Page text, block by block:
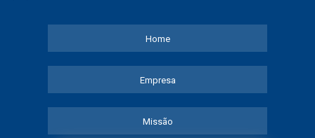
Home
Empresa
Missão